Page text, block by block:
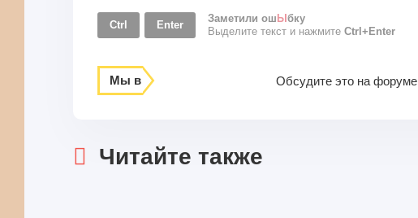
Ctrl Enter
Заметили ош Ы бку
Выделите текст и нажмите Ctrl+Enter
Мы в Обсудите это на форуме
Читайте также